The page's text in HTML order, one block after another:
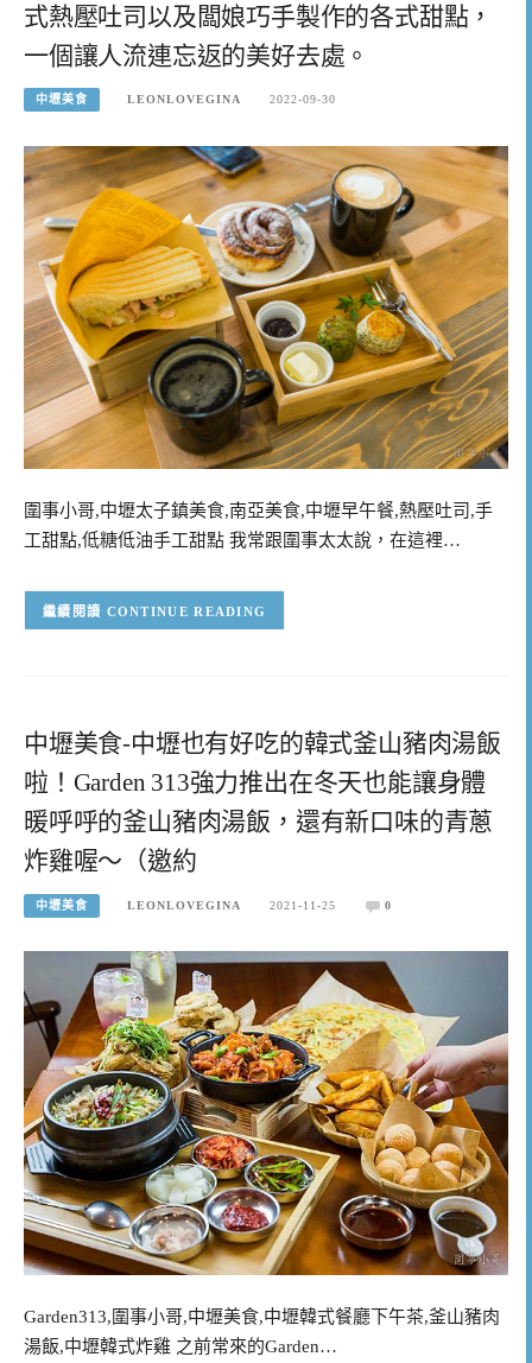
式熱壓吐司以及闆娘巧手製作的各式甜點，
一個讓人流連忘返的美好去處。
中壢美食 LEONLOVEGINA 2022-09-30
圍事小哥,中壢太子鎮美食,南亞美食,中壢早午餐,熱壓吐司,手
工甜點,低糖低油手工甜點 我常跟圍事太太說，在這裡…
CONTINUE READING
中壢美食-中壢也有好吃的韓式釜山豬肉湯飯
啦！Garden 313強力推出在冬天也能讓身體
暖呼呼的釜山豬肉湯飯，還有新口味的青蔥
炸雞喔～（邀約
中壢美食 LEONLOVEGINA 2021-11-25 0
Garden313,圍事小哥,中壢美食,中壢韓式餐廳下午茶,釜山豬肉
湯飯,中壢韓式炸雞 之前常來的Garden…